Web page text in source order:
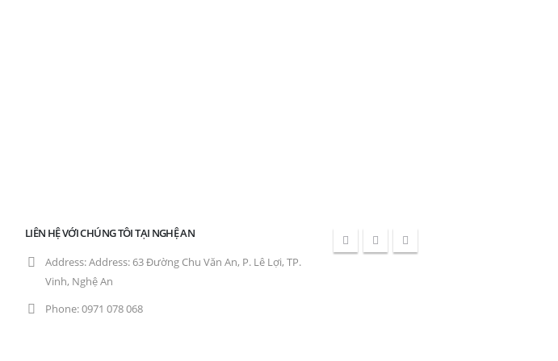
LIÊN HỆ VỚI CHÚNG TÔI TẠI NGHỆ AN
Address:Address: 63 Đường Chu Văn An, P. Lê Lợi, TP.
Vinh, Nghệ An
Phone:0971 078 068